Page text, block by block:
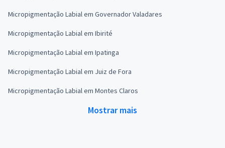
Micropigmentação Labial em Governador Valadares
Micropigmentação Labial em Ibirité
Micropigmentação Labial em Ipatinga
Micropigmentação Labial em Juiz de Fora
Micropigmentação Labial em Montes Claros
Mostrar mais